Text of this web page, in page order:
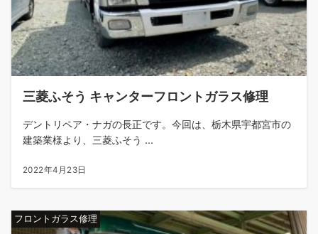
三菱ふそう キャンターフロントガラス修理
デントリペア・ナガの長正です。今回は、栃木県宇都宮市の
建築業様より、三菱ふそう ...
2022年4月23日
フロントガラス修理